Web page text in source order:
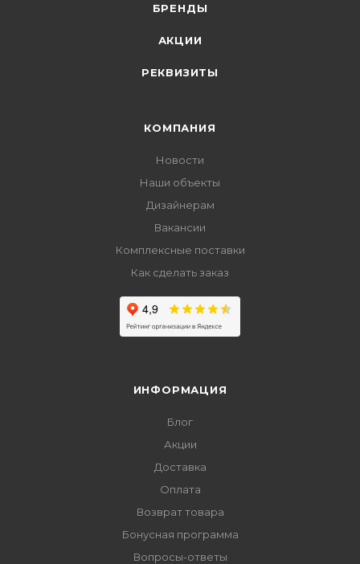
БРЕНДЫ
АКЦИИ
РЕКВИЗИТЫ
КОМПАНИЯ
Новости
Наши объекты
Дизайнерам
Вакансии
Комплексные поставки
Как сделать заказ
ИНФОРМАЦИЯ
Блог
Акции
Доставка
Оплата
Возврат товара
Бонусная программа
Вопросы-ответы